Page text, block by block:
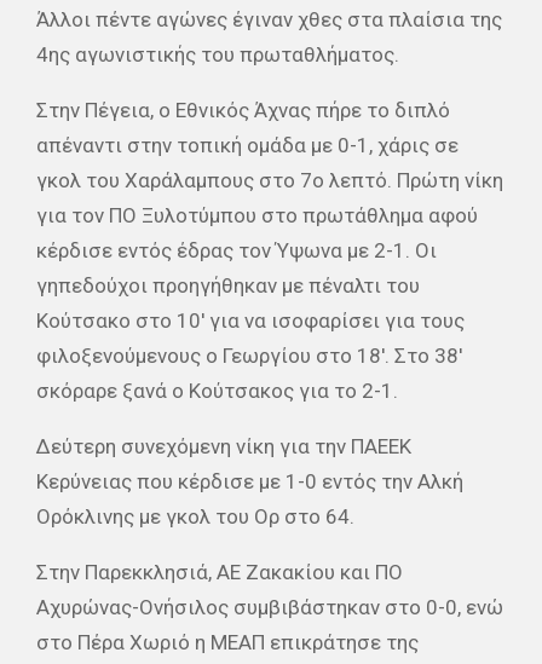
Άλλοι πέντε αγώνες έγιναν χθες στα πλαίσια της
4ης αγωνιστικής του πρωταθλήματος.
Στην Πέγεια, ο Εθνικός Άχνας πήρε το διπλό
απέναντι στην τοπική ομάδα με 0-1, χάρις σε
γκολ του Χαράλαμπους στο 7ο λεπτό. Πρώτη νίκη
για τον ΠΟ Ξυλοτύμπου στο πρωτάθλημα αφού
κέρδισε εντός έδρας τον Ύψωνα με 2-1. Οι
γηπεδούχοι προηγήθηκαν με πέναλτι του
Κούτσακο στο 10′ για να ισοφαρίσει για τους
φιλοξενούμενους ο Γεωργίου στο 18′. Στο 38′
σκόραρε ξανά ο Κούτσακος για το 2-1.
Δεύτερη συνεχόμενη νίκη για την ΠΑΕΕΚ
Κερύνειας που κέρδισε με 1-0 εντός την Αλκή
Ορόκλινης με γκολ του Ορ στο 64.
Στην Παρεκκλησιά, ΑΕ Ζακακίου και ΠΟ
Αχυρώνας-Ονήσιλος συμβιβάστηκαν στο 0-0, ενώ
στο Πέρα Χωριό η ΜΕΑΠ επικράτησε της